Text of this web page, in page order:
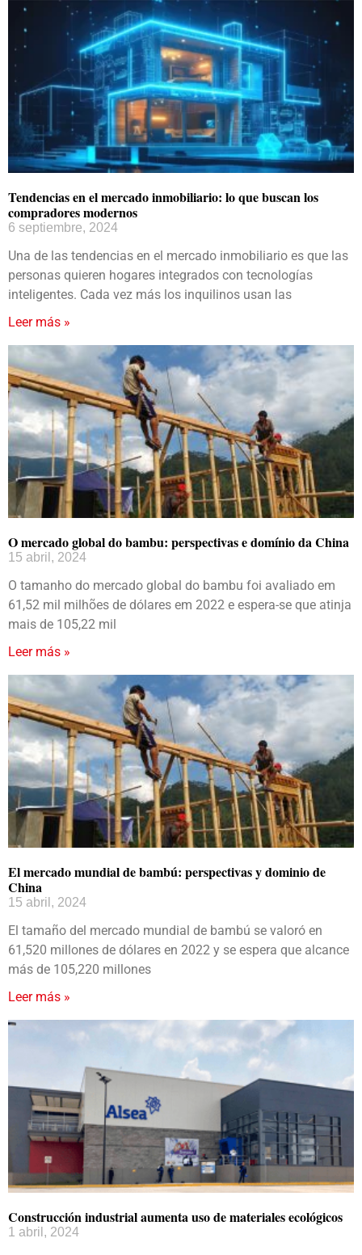
Tendencias en el mercado inmobiliario: lo que buscan los
compradores modernos
6 septiembre, 2024
Una de las tendencias en el mercado inmobiliario es que las
personas quieren hogares integrados con tecnologías
inteligentes. Cada vez más los inquilinos usan las
Leer más »
O mercado global do bambu: perspectivas e domínio da China
15 abril, 2024
O tamanho do mercado global do bambu foi avaliado em
61,52 mil milhões de dólares em 2022 e espera-se que atinja
mais de 105,22 mil
Leer más »
El mercado mundial de bambú: perspectivas y dominio de
China
15 abril, 2024
El tamaño del mercado mundial de bambú se valoró en
61,520 millones de dólares en 2022 y se espera que alcance
más de 105,220 millones
Leer más »
Construcción industrial aumenta uso de materiales ecológicos
1 abril, 2024